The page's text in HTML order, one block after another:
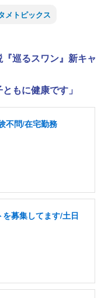
メトピックス
巡るスワン』新キャ
もに健康です」
不問/在宅勤務
を募集してます/土日